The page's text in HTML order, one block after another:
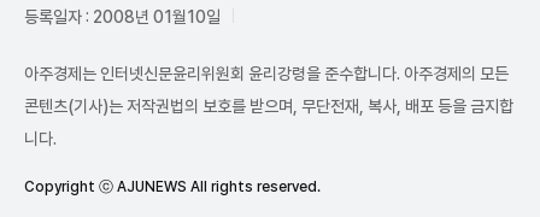
등록일자 : 2008년 01월10일
아주경제는 인터넷신문윤리위원회 윤리강령을 준수합니다. 아주경제의 모든
콘텐츠(기사)는 저작권법의 보호를 받으며, 무단전재, 복사, 배포 등을 금지합
니다.
Copyright ⓒ AJUNEWS All rights reserved.